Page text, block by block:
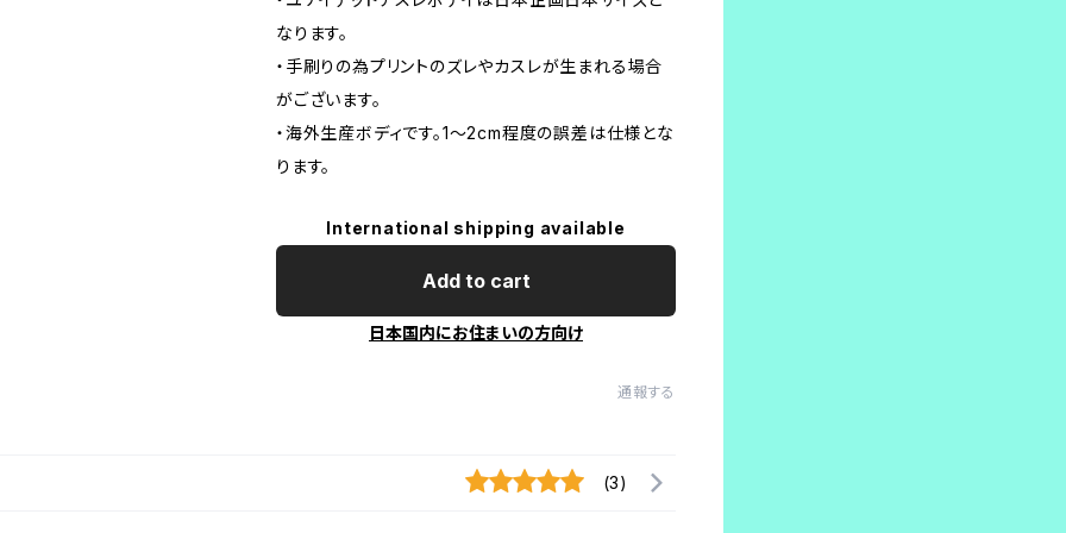
なります。
・手刷りの為プリントのズレやカスレが生まれる場合
がございます。
・海外生産ボディです。1～2cm程度の誤差は仕様とな
ります。
International shipping available
Add to cart
日本国内にお住まいの方向け
通報する
(3)